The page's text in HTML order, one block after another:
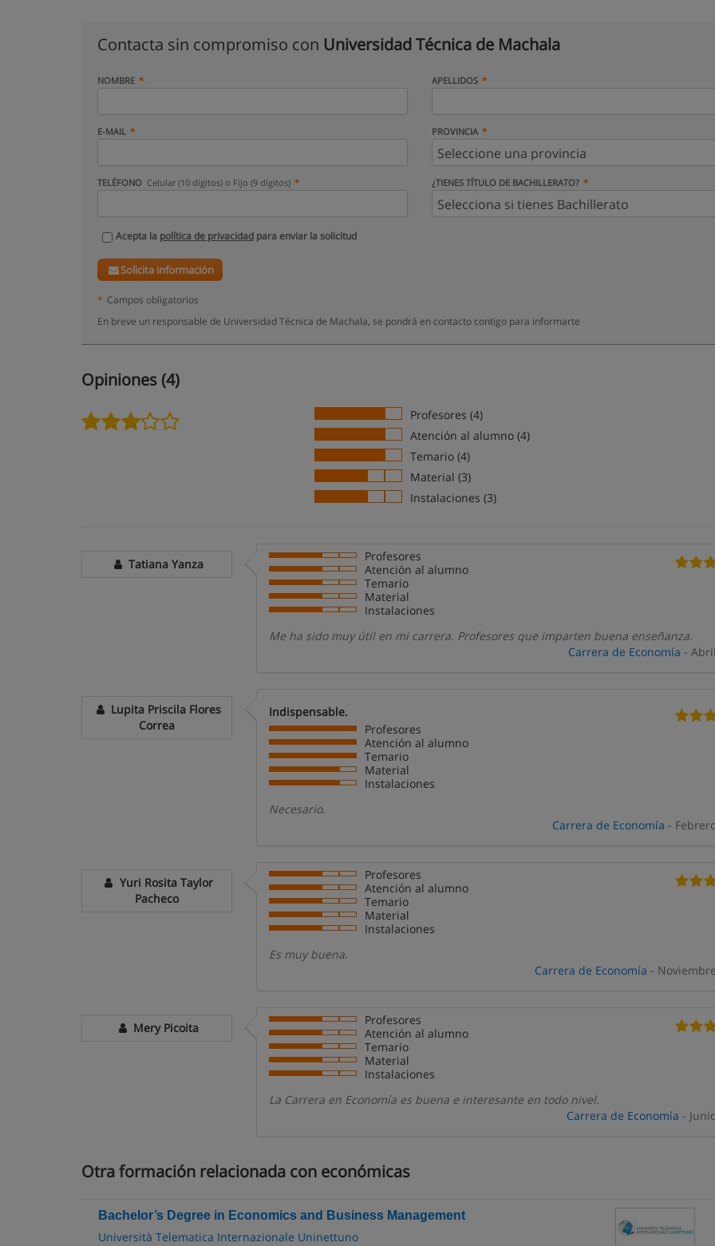
Contacta sin compromiso con Universidad Técnica de Machala
NOMBRE APELLIDOS
E-MAIL PROVINCIA
TELÉFONO Celular (10 dígitos) o Fijo (9 dígitos) ¿TIENES TÍTULO DE BACHILLERATO?
Acepta la política de privacidad para enviar la solicitud
Solicita información
* Campos obligatorios
En breve un responsable de Universidad Técnica de Machala, se pondrá en contacto contigo para informarte
Opiniones (4)
Profesores (4)
Atención al alumno (4)
Temario (4)
Material (3)
Instalaciones (3)
Tatiana Yanza
Profesores
Atención al alumno
Temario
Material
Instalaciones
Me ha sido muy útil en mi carrera. Profesores que imparten buena enseñanza.
Carrera de Economía -
Lupita Priscila Flores
Correa
Indispensable.
Profesores
Atención al alumno
Temario
Material
Instalaciones
Necesario.
Carrera de Economía -
Yuri Rosita Taylor
Pacheco
Profesores
Atención al alumno
Temario
Material
Instalaciones
Es muy buena.
Carrera de Economía -
Mery Picoita
Profesores
Atención al alumno
Temario
Material
Instalaciones
La Carrera en Economía es buena e interesante en todo nivel.
Carrera de Economía -
Otra formación relacionada con económicas
Bachelor’s Degree in Economics and Business Management
Università Telematica Internazionale Uninettuno